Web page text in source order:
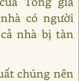
có người
nhà bị tàn
chúng nên